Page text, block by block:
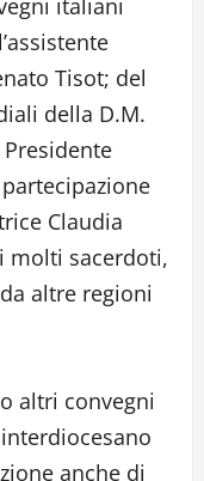
italiani
Tisot; del
della D.M.
Claudia
molti sacerdoti,
altre regioni
altri convegni
anche di